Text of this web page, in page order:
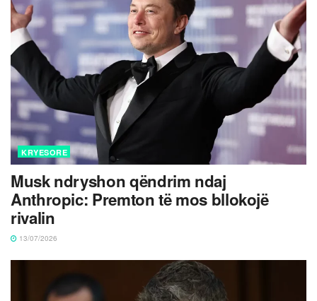
KRYESORE
Musk ndryshon qëndrim ndaj
Anthropic: Premton të mos bllokojë
rivalin
13/07/2026